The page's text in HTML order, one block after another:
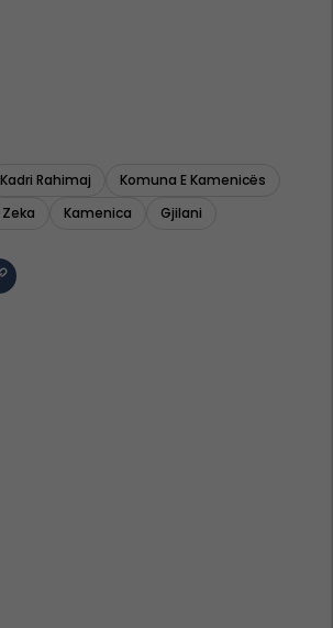
Kadri Rahimaj
Komuna E Kamenicës
Kamenica Gjilani